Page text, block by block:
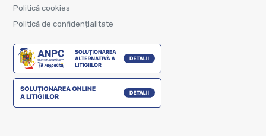
Politică cookies
Politică de confidențialitate